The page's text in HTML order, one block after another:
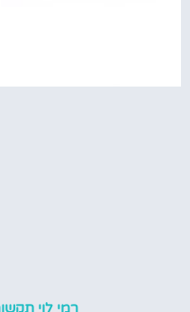
רמי לוי